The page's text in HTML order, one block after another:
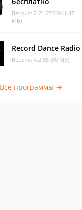
Версия: 2.71.25339 (1.47
МБ)
Record Dance Radio
Версия: 4.2.85 (80 МБ)
Все программы →